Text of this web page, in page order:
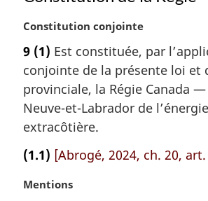
N
t
e
m
a
g
i
n
a
Constitution conjointe
9 (1) Est constituée, par
conjointe de la présente loi et
provinciale, la Régie Canada —
Neuve-et-Labrador de l’énergie
extracôtière.
(1.1) [Abrogé, 2024, ch. 20,
N
Mentions